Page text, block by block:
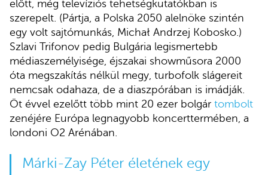
előtt, még televíziós tehetségkutatókban is
szerepelt. (Pártja, a Polska 2050 alelnöke szintén
egy volt sajtómunkás, Michał Andrzej Kobosko.)
Szlavi Trifonov pedig Bulgária legismertebb
médiaszemélyisége, éjszakai showműsora 2000
óta megszakítás nélkül megy, turbofolk slágereit
nemcsak odahaza, de a diaszpórában is imádják.
Öt évvel ezelőtt több mint 20 ezer bolgár tombolt
zenéjére Európa legnagyobb koncerttermében, a
londoni O2 Arénában.
Márki-Zay Péter életének egy